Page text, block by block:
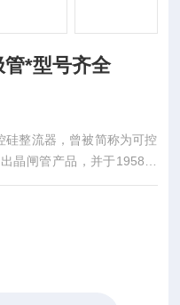
*型号齐全
整流器，曾被简称为可控
晶闸管产品，并于1958年
体结构，它有三个极：阳
向晶闸管，逆导晶闸管，
管*型号齐全